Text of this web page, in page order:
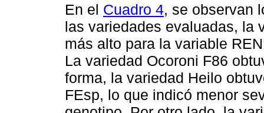
En el Cuadro 4, se observan
las variedades evaluadas, la
más alto para la variable
La variedad Ocoroni F86
forma, la variedad Heilo
FEsp, lo que indicó menor